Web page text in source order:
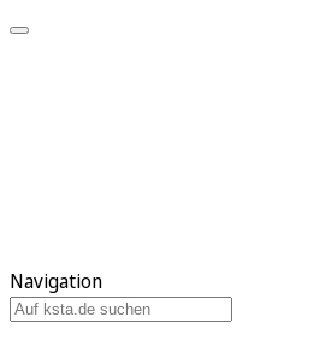
Navigation